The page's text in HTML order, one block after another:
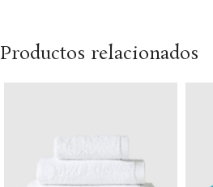
Productos relacionados